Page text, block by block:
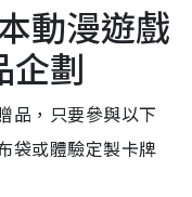
動漫遊戲
企劃
品，只要參與以下
袋或體驗定製卡牌